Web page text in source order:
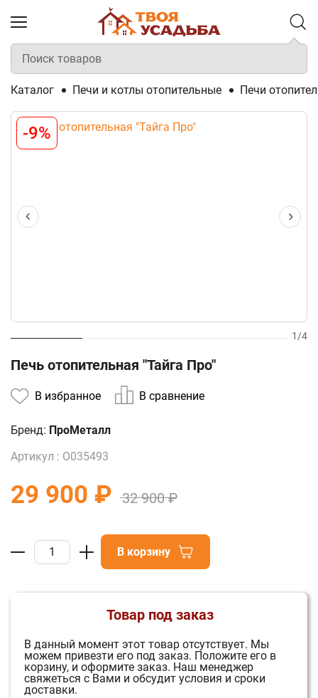
Каталог Печи и котлы отопительные Печи
-9%
1/4
Печь отопительная "Тайга Про"
В избранное В сравнение
Бренд: ПроМеталл
Артикул : О035493
29 900 ₽ 32 900 ₽
В корзину
Товар под заказ
В данный момент этот товар отсутствует. Мы
можем привезти его под заказ. Положите его в
корзину, и оформите заказ. Наш менеджер
свяжеться с Вами и обсудит условия и сроки
доставки.